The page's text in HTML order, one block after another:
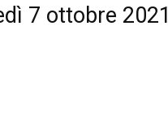
7 ottobre 2021